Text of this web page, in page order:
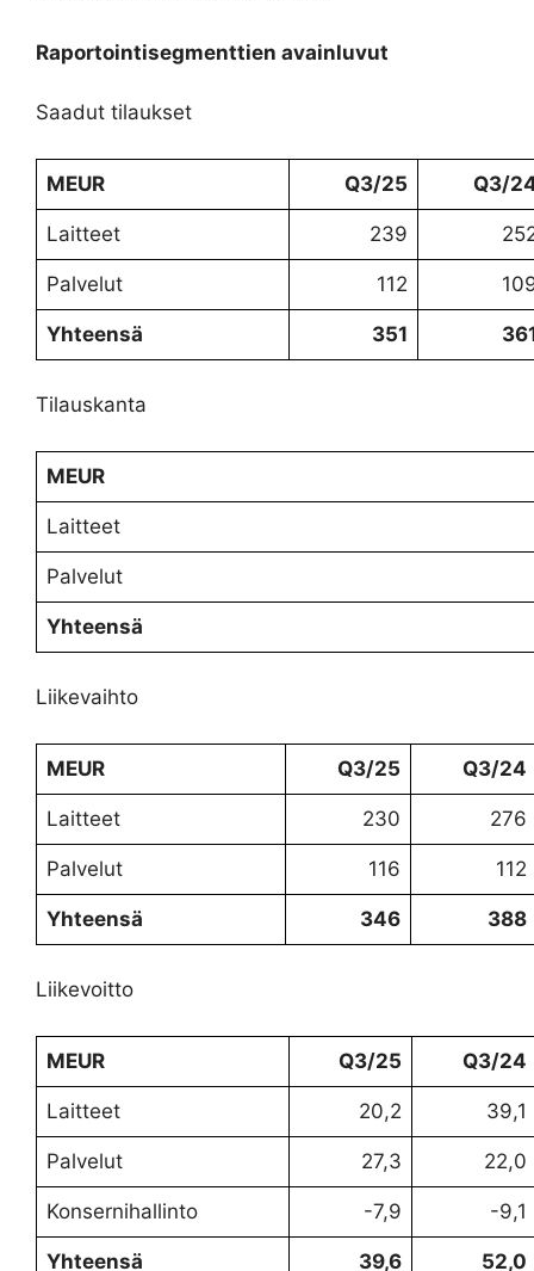
Raportointisegmenttien avainluvut
Saadut tilaukset
MEUR Q3/25 Q3/
Laitteet 239
Palvelut 112
Yhteensä 351
Tilauskanta
MEUR
Laitteet
Palvelut
Yhteensä
Liikevaihto
MEUR Q3/25 Q3/24
Laitteet 230 276
Palvelut 116 112
Yhteensä 346 388
Liikevoitto
MEUR Q3/25 Q3/24
Laitteet 20,2 39,1
Palvelut 27,3 22,0
Konsernihallinto -7,9 -9,1
Yhteensä 39,6 52,0